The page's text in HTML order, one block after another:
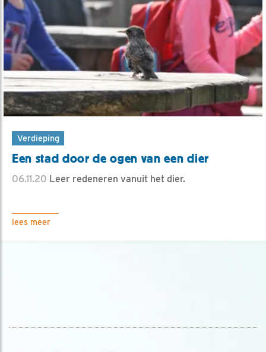
Verdieping
Een stad door de ogen van een dier
06.11.20 Leer redeneren vanuit het dier.
lees meer